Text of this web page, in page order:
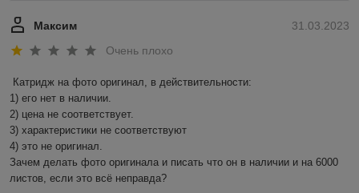
31.03.2023
Максим
Очень плохо
Катридж на фото оригинал, в действительности:
1) его нет в наличии.
2) цена не соответствует.
3) характеристики не соответствуют
4) это не оригинал.
Зачем делать фото оригинала и писать что он в наличии и на 6000
листов, если это всё неправда?